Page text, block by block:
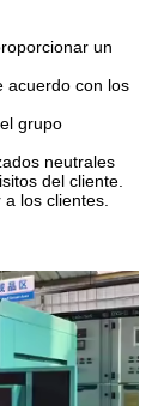
un
acuerdo con los
grupo
neutrales
del cliente.
los clientes.